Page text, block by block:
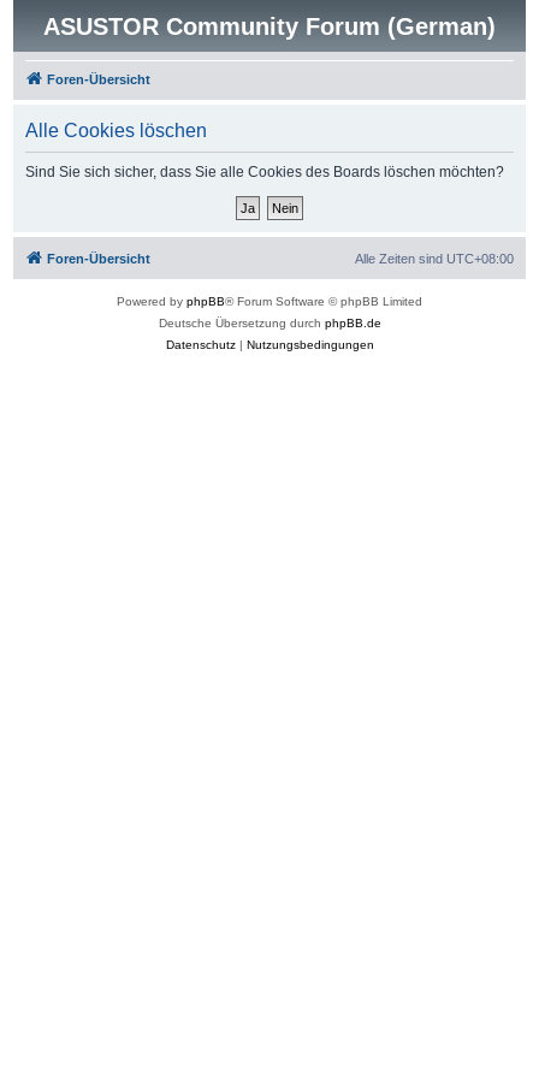
ASUSTOR Community Forum (German)
Foren-Übersicht
Alle Cookies löschen
Sind Sie sich sicher, dass Sie alle Cookies des Boards löschen möchten?
Foren-Übersicht Alle Zeiten sind UTC+08:00
Powered by phpBB® Forum Software © phpBB Limited
Deutsche Übersetzung durch phpBB.de
Datenschutz| Nutzungsbedingungen